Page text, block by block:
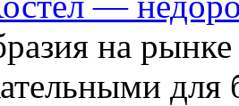
на